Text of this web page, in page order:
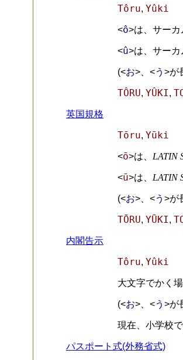
Tôru, Yûki
<ô>は、サー
<û>は、サー
(<お>、<う >が
TÔRU, YÛKI,
英国規格
Tōru, Yūki
<ō>は、 LATIN
<ū>は、 LATIN
(<お>、<う >が
TŌRU, YŪKI,
内閣告示
Tôru, Yûki
大文字でかく場
(<お>、<う >が
現在、小学校
パスポート式(外務省式)